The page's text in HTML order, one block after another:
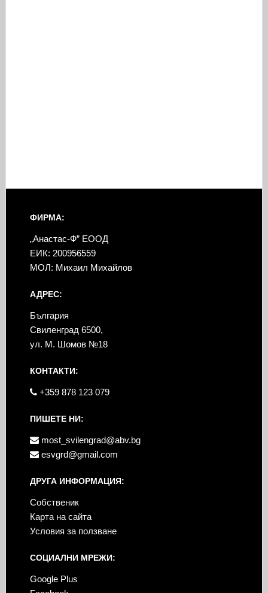
ФИРМА:
„Анастас-Ф” ЕООД
ЕИК: 200956559
МОЛ: Михаил Михайлов
АДРЕС:
България
Свиленград 6500,
ул. М. Шомов №18
КОНТАКТИ:
+359 878 123 079
ПИШЕТЕ НИ:
most_svilengrad@abv.bg
esvgrd@gmail.com
ДРУГА ИНФОРМАЦИЯ:
Собственик
Карта на сайта
Условия за ползване
СОЦИАЛНИ МРЕЖИ:
Google Plus